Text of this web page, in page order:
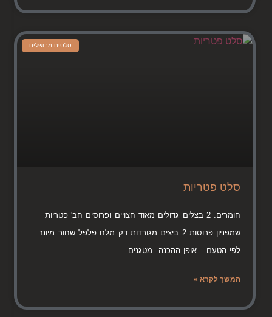
סלטים מבושלים
סלט פטריות
חומרים: 2 בצלים גדולים מאוד חצויים ופרוסים חב' פטריות
שמפניון פרוסות 2 ביצים מגורדות דק מלח פלפל שחור מיונז
לפי הטעם אופן ההכנה: מטגנים
המשך לקרא »